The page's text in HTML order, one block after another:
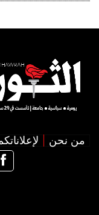
من نحن